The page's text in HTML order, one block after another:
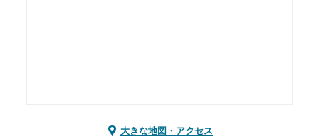
大きな地図・アクセス